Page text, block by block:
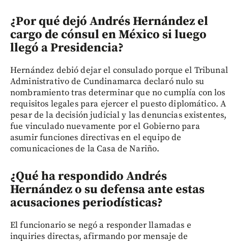
¿Por qué dejó Andrés Hernández el
cargo de cónsul en México si luego
llegó a Presidencia?
Hernández debió dejar el consulado porque el Tribunal
Administrativo de Cundinamarca declaró nulo su
nombramiento tras determinar que no cumplía con los
requisitos legales para ejercer el puesto diplomático. A
pesar de la decisión judicial y las denuncias existentes,
fue vinculado nuevamente por el Gobierno para
asumir funciones directivas en el equipo de
comunicaciones de la Casa de Nariño.
¿Qué ha respondido Andrés
Hernández o su defensa ante estas
acusaciones periodísticas?
El funcionario se negó a responder llamadas e
inquiries directas, afirmando por mensaje de